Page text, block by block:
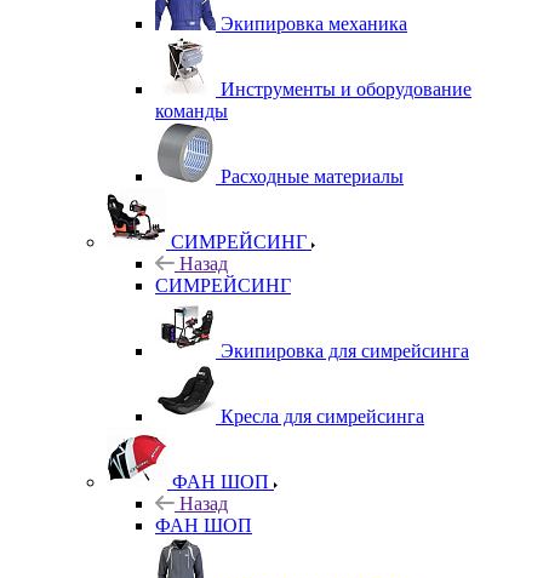
Экипировка механика
Инструменты и оборудование
команды
Расходные материалы
СИМРЕЙСИНГ
Назад
СИМРЕЙСИНГ
Экипировка для симрейсинга
Кресла для симрейсинга
ФАН ШОП
Назад
ФАН ШОП